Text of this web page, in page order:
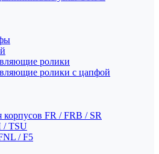
ролики
ролики с цапфой
FR / FRB / SR
/ TSU
/ F5